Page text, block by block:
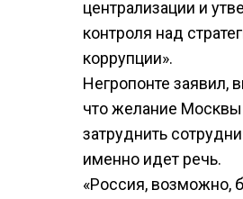
централизации и
контроля над
коррупции».
Негропонте заявил,
что желание Москвы
затруднить
именно идет речь.
«Россия, возможно,